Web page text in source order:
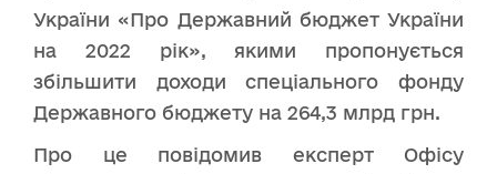
України «Про Державний бюджет України
на 2022 рік», якими пропонується
збільшити доходи спеціального фонду
Державного бюджету на 264,3 млрд грн.
Про це повідомив експерт Офісу